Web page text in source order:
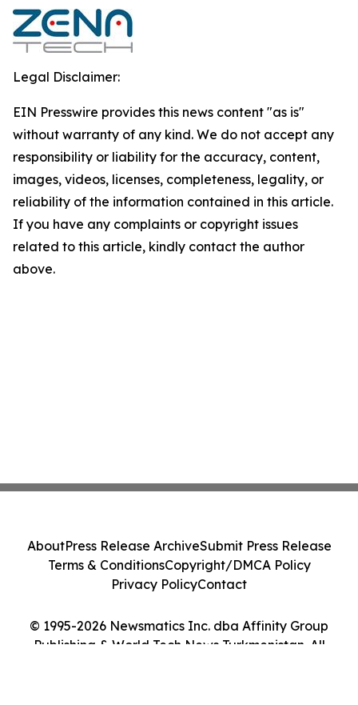
Legal Disclaimer:
EIN Presswire provides this news content "as is"
without warranty of any kind. We do not accept any
responsibility or liability for the accuracy, content,
images, videos, licenses, completeness, legality, or
reliability of the information contained in this article.
If you have any complaints or copyright issues
related to this article, kindly contact the author
above.
© 1995-2026 Newsmatics Inc. dba Affinity Group
Publishing & World Tech News Turkmenistan. All
AboutPress Release ArchiveSubmit Press Release
Terms & ConditionsCopyright/DMCA Policy
Privacy PolicyContact